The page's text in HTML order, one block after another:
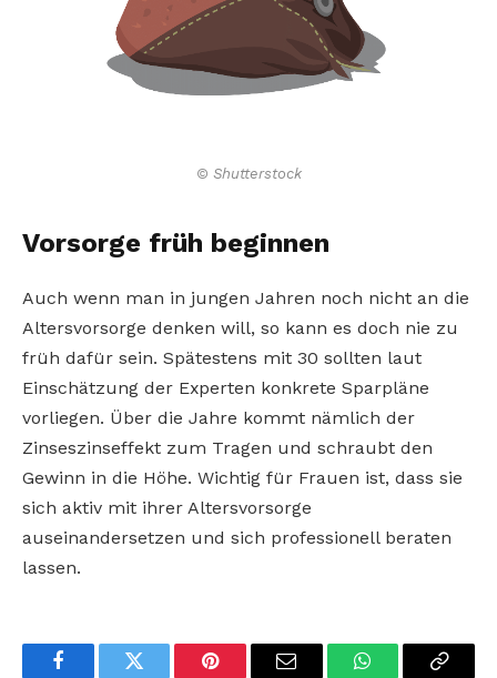
© Shutterstock
Vorsorge früh beginnen
Auch wenn man in jungen Jahren noch nicht an die
Altersvorsorge denken will, so kann es doch nie zu
früh dafür sein. Spätestens mit 30 sollten laut
Einschätzung der Experten konkrete Sparpläne
vorliegen. Über die Jahre kommt nämlich der
Zinseszinseffekt zum Tragen und schraubt den
Gewinn in die Höhe. Wichtig für Frauen ist, dass sie
sich aktiv mit ihrer Altersvorsorge
auseinandersetzen und sich professionell beraten
lassen.